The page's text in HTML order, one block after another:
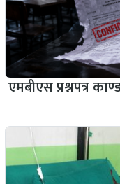
एमबीएस प्रश्नपत्र